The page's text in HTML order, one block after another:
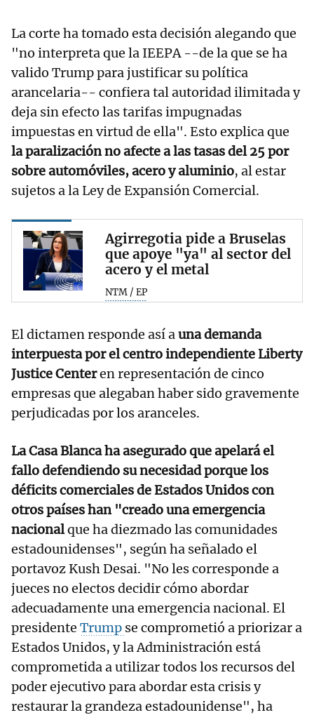
La corte ha tomado esta decisión alegando que
"no interpreta que la IEEPA --de la que se ha
valido Trump para justificar su política
arancelaria-- confiera tal autoridad ilimitada y
deja sin efecto las tarifas impugnadas
impuestas en virtud de ella". Esto explica que
la paralización no afecte a las tasas del 25 por
sobre automóviles, acero y aluminio, al estar
sujetos a la Ley de Expansión Comercial.
Agirregotia pide a Bruselas
que apoye "ya" al sector del
acero y el metal
NTM / EP
El dictamen responde así auna demanda
interpuesta por el centro independiente Liberty
Justice Centeren representación de cinco
empresas que alegaban haber sido gravemente
perjudicadas por los aranceles.
La Casa Blanca ha asegurado que apelará el
fallo defendiendo su necesidad porque los
déficits comerciales de Estados Unidos con
otros países han "creado una emergencia
nacionalque ha diezmado las comunidades
estadounidenses", según ha señalado el
portavoz Kush Desai. "No les corresponde a
jueces no electos decidir cómo abordar
adecuadamente una emergencia nacional. El
presidente Trump se comprometió a priorizar a
Estados Unidos, y la Administración está
comprometida a utilizar todos los recursos del
poder ejecutivo para abordar esta crisis y
restaurar la grandeza estadounidense", ha